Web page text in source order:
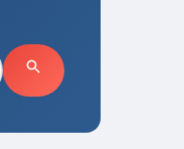
بحث